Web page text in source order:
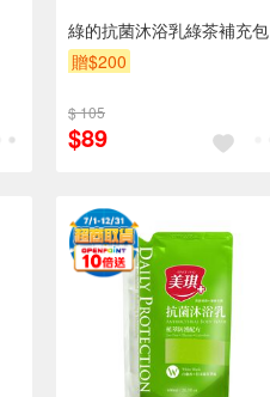
綠的抗菌沐浴乳綠茶補充包
贈$200
$ 105
$89